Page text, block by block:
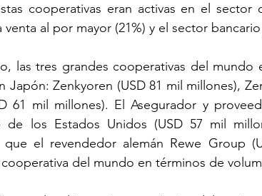
cooperativas eran activas en el
venta al por mayor (21%) y el sector
las tres grandes cooperativas del mundo
Japón: Zenkyoren (USD 81 mil millones),
61 mil millones). El Asegurador y
de los Estados Unidos (USD 57 mil
que el revendedor alemán Rewe Group
del mundo en términos de